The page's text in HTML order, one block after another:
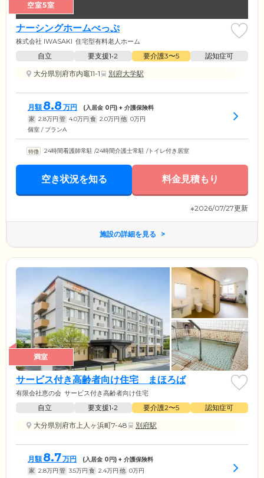
空室5室
ナーシングホームべっぷ
株式会社 IWASAKI 住宅型有料老人ホーム
自立 要支援1•2 要介護3〜5
認知症可
大分県別府市内竈11-1
別府大学駅
月額 8.8 万円 (入居金 0円) + 介護保険料
家 2.8万円 管 4.0万円 食 2.0万円 他 0万円
個室 / プランA
24時間看護師常駐 /24時間介護士常駐 /トイレ付き居室
空き状況を知る 料金見積もり
※2026/07/27更新
施設の詳細を見る
満室
サービス付き高齢者向け住宅 まほろば
有限会社恵の会 サービス付き高齢者向け住宅
自立 要支援1•2 要介護2〜5
認知症可
大分県別府市上人ヶ浜町7-48
別府駅
月額 8.7万円 (入居金 0円) + 介護保険料
家 2.8万円 管 3.5万円 食 2.4万円 他 0万円